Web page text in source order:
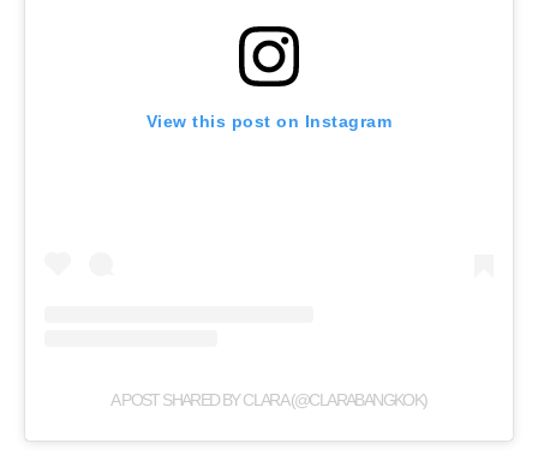
View this post on Instagram
A POST SHARED BY CLARA (@CLARABANGKOK)